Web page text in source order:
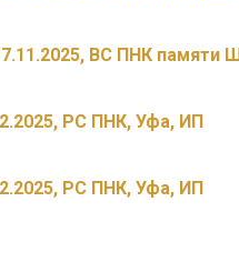
ВС ПНК памяти
РС ПНК, Уфа, ИП
РС ПНК, Уфа, ИП